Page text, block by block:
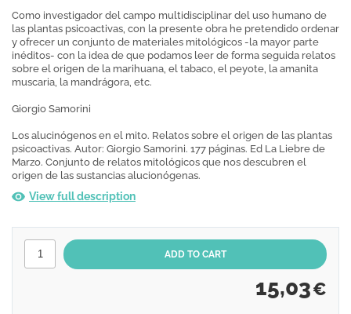
Como investigador del campo multidisciplinar del uso humano de
las plantas psicoactivas, con la presente obra he pretendido ordenar
y ofrecer un conjunto de materiales mitológicos -la mayor parte
inéditos- con la idea de que podamos leer de forma seguida relatos
sobre el origen de la marihuana, el tabaco, el peyote, la amanita
muscaria, la mandrágora, etc.
Giorgio Samorini
Los alucinógenos en el mito. Relatos sobre el origen de las plantas
psicoactivas. Autor: Giorgio Samorini. 177 páginas. Ed La Liebre de
Marzo. Conjunto de relatos mitológicos que nos descubren el
origen de las sustancias alucionógenas.
View full description
15,03€